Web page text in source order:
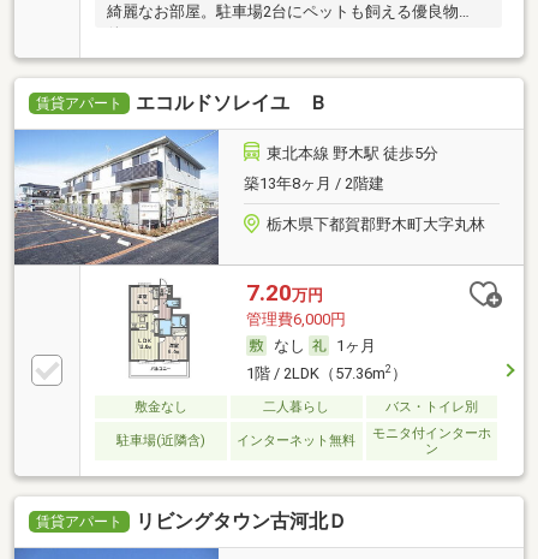
綺麗なお部屋。駐車場2台にペットも飼える優良物
件
賃貸アパート エコルドソレイユ Ｂ
東北本線 野木駅 徒歩5分
築13年8ヶ月 / 2階建
栃木県下都賀郡野木町大字丸林
7.20万円
管理費6,000円
なし
1ヶ月
1階 / 2LDK（57.36m2）
敷金なし 二人暮らし バス・トイレ別
駐車場(近隣含) インターネット無料
モニタ付インターホ
ン
賃貸アパート リビングタウン古河北Ｄ